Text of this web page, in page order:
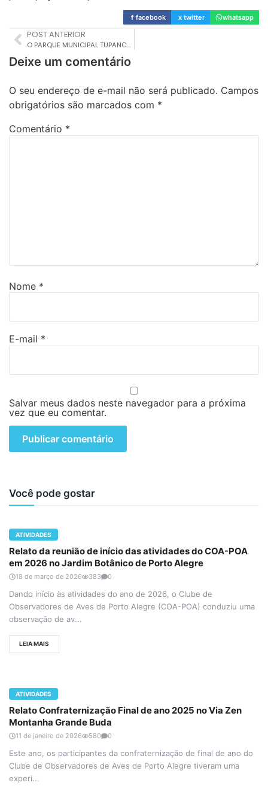
f facebook x twitter whatsapp
POST ANTERIOR
O PARQUE MUNICIPAL TUPANCY TERÁ NOVO MINIGUIA DE AVES PRODUZIDO PELO COA-POA
Deixe um comentário
O seu endereço de e-mail não será publicado. Campos
obrigatórios são marcados com *
Comentário *
Nome *
E-mail *
Salvar meus dados neste navegador para a próxima
vez que eu comentar.
Você pode gostar
ATIVIDADES
Relato da reunião de início das atividades do COA-POA
em 2026 no Jardim Botânico de Porto Alegre
18 de março de 2026 383 0
Dando início às atividades do ano de 2026, o Clube de
Observadores de Aves de Porto Alegre (COA-POA) conduziu uma
observação de av...
LEIA MAIS
ATIVIDADES
Relato Confraternização Final de ano 2025 no Via Zen
Montanha Grande Buda
11 de janeiro de 2026 580 0
Este ano, os participantes da confraternização de final de ano do
Clube de Observadores de Aves de Porto Alegre tiveram uma
experi...